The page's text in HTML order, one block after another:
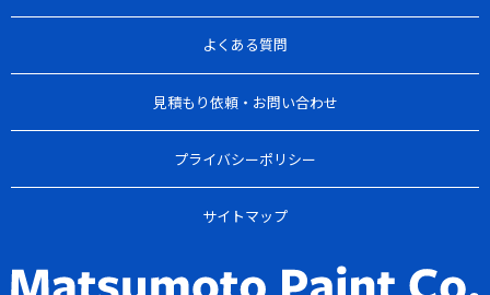
よくある質問
見積もり依頼・お問い合わせ
プライバシーポリシー
サイトマップ